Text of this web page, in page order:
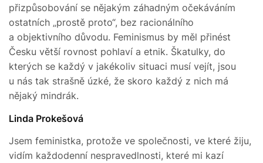
přizpůsobování se nějakým záhadným očekáváním
ostatních „prostě proto“, bez racionálního
a objektivního důvodu. Feminismus by měl přinést
Česku větší rovnost pohlaví a etnik. Škatulky, do
kterých se každý v jakékoliv situaci musí vejít, jsou
u nás tak strašně úzké, že skoro každý z nich má
nějaký mindrák.
Linda Prokešová
Jsem feministka, protože ve společnosti, ve které žiju,
vidím každodenní nespravedlnosti, které mi kazí